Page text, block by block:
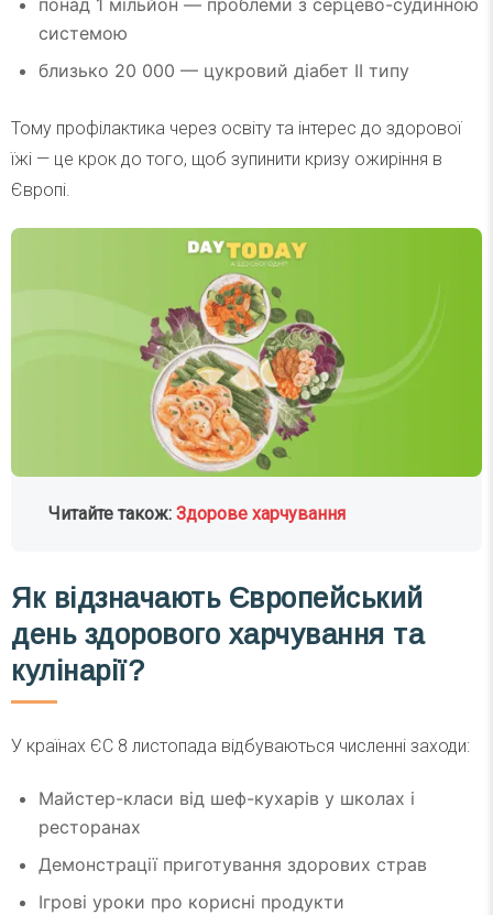
системою
близько 20 000 — цукровий діабет ІІ типу
Тому профілактика через освіту та інтерес до здорової
їжі — це крок до того, щоб зупинити кризу ожиріння в
Європі.
Читайте також:Здорове харчування
Як відзначають Європейський
день здорового харчування та
кулінарії?
У країнах ЄС 8 листопада відбуваються численні заходи:
Майстер-класи від шеф-кухарів у школах і
ресторанах
Демонстрації приготування здорових страв
Ігрові уроки про корисні продукти